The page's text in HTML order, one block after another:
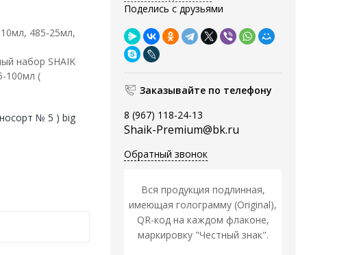
Поделись с друзьями
Заказывайте по телефону
8 (967) 118-24-13
Shaik-Premium@bk.ru
Обратный звонок
Вся продукция подлинная,
имеющая голограмму (Original),
QR-код на каждом флаконе,
маркировку "Честный знак".
485-25мл,
набор SHAIK
100мл (
№ 5 ) big